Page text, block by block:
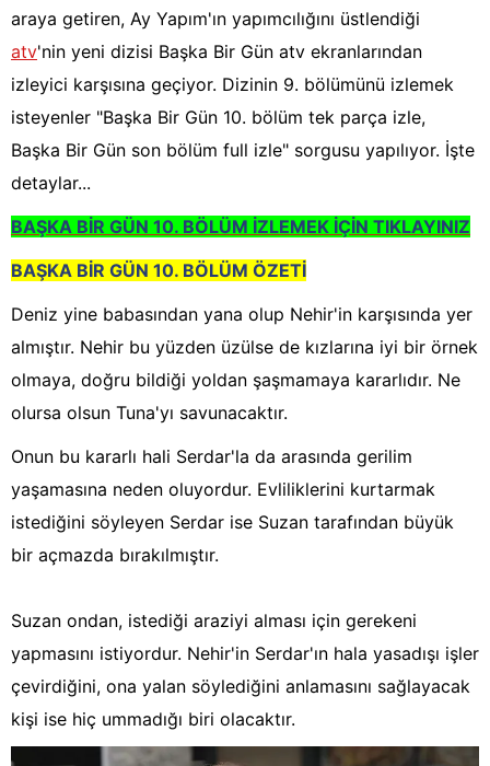
araya getiren, Ay Yapım'ın yapımcılığını üstlendiği
atv'nin yeni dizisi Başka Bir Gün atv ekranlarından
izleyici karşısına geçiyor. Dizinin 9. bölümünü izlemek
isteyenler "Başka Bir Gün 10. bölüm tek parça izle,
Başka Bir Gün son bölüm full izle" sorgusu yapılıyor. İşte
detaylar...
BAŞKA BİR GÜN 10. BÖLÜM İZLEMEK İÇİN TIKLAYINIZ
BAŞKA BİR GÜN 10. BÖLÜM ÖZETİ
Deniz yine babasından yana olup Nehir'in karşısında yer
almıştır. Nehir bu yüzden üzülse de kızlarına iyi bir örnek
olmaya, doğru bildiği yoldan şaşmamaya kararlıdır. Ne
olursa olsun Tuna'yı savunacaktır.
Onun bu kararlı hali Serdar'la da arasında gerilim
yaşamasına neden oluyordur. Evliliklerini kurtarmak
istediğini söyleyen Serdar ise Suzan tarafından büyük
bir açmazda bırakılmıştır.
Suzan ondan, istediği araziyi alması için gerekeni
yapmasını istiyordur. Nehir'in Serdar'ın hala yasadışı işler
çevirdiğini, ona yalan söylediğini anlamasını sağlayacak
kişi ise hiç ummadığı biri olacaktır.